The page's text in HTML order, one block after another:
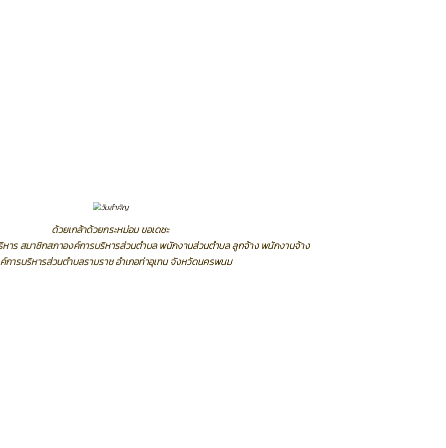
ด้วยเกล้าด้วยกระหม่อม ขอเดชะ
าร สมาชิกสภาองค์การบริหารส่วนตำบล พนักงานส่วนตำบล ลูกจ้าง พนักงานจ้าง
การบริหารส่วนตำบลรามราช อำเภอท่าอุเทน จังหวัดนครพนม